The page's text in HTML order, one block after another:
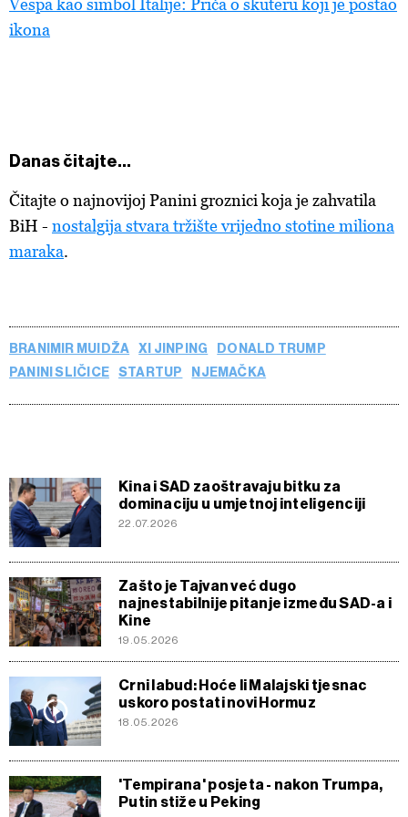
Vespa kao simbol Italije: Priča o skuteru koji je postao
ikona
Danas čitajte...
Čitajte o najnovijoj Panini groznici koja je zahvatila
BiH - nostalgija stvara tržište vrijedno stotine miliona
maraka.
BRANIMIR MUIDŽA XI JINPING
DONALD TRUMP
PANINI SLIČICE STARTUP NJEMAČKA
Kina i SAD zaoštravaju bitku za
dominaciju u umjetnoj inteligenciji
22.07.2026
Zašto je Tajvan već dugo
najnestabilnije pitanje između SAD-a i
Kine
19.05.2026
Crni labud: Hoće li Malajski tjesnac
uskoro postati novi Hormuz
18.05.2026
'Tempirana' posjeta - nakon Trumpa,
Putin stiže u Peking